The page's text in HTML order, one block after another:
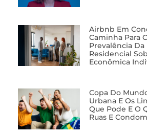
Airbnb Em
Caminha Para
Prevalência
Residencial
Econômica
Copa Do
Urbana E Os
Que Pode E O
Ruas E